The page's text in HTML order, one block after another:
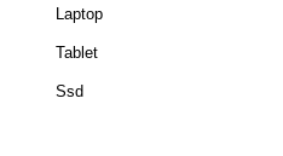
Laptop
Tablet
Ssd